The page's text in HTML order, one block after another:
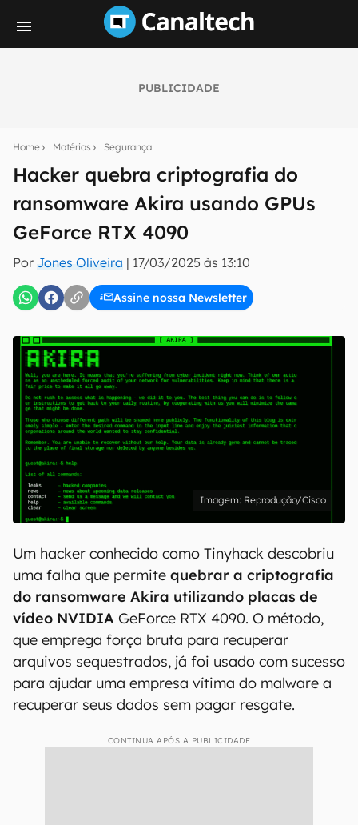
PUBLICIDADE
Home Matérias Segurança
Hacker quebra criptografia do
ransomware Akira usando GPUs
GeForce RTX 4090
Por Jones Oliveira | 17/03/2025 às 13:10
Assine nossa Newsletter
notícias e reviews sobre tecnologia em primeira
mão.
E-mail
inscreva-se
Uso e Política de Privacidade do Canaltech.
Reprodução/Cisco
Um hacker conhecido como Tinyhack descobriu
uma falha que permite quebrar a criptografia
do ransomware Akira utilizando placas de
vídeo NVIDIA GeForce RTX 4090. O método,
que emprega força bruta para recuperar
arquivos sequestrados, já foi usado com sucesso
para ajudar uma empresa vítima do malware a
recuperar seus dados sem pagar resgate.
CONTINUA APÓS A PUBLICIDADE